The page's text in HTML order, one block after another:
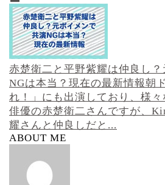
赤楚衛二と平野紫耀は仲良し
NGは本当？現在の最新情報朝
れ！」にも出演しており、様
俳優の赤楚衛二さんですが、
耀さんと仲良しだと...
ABOUT ME